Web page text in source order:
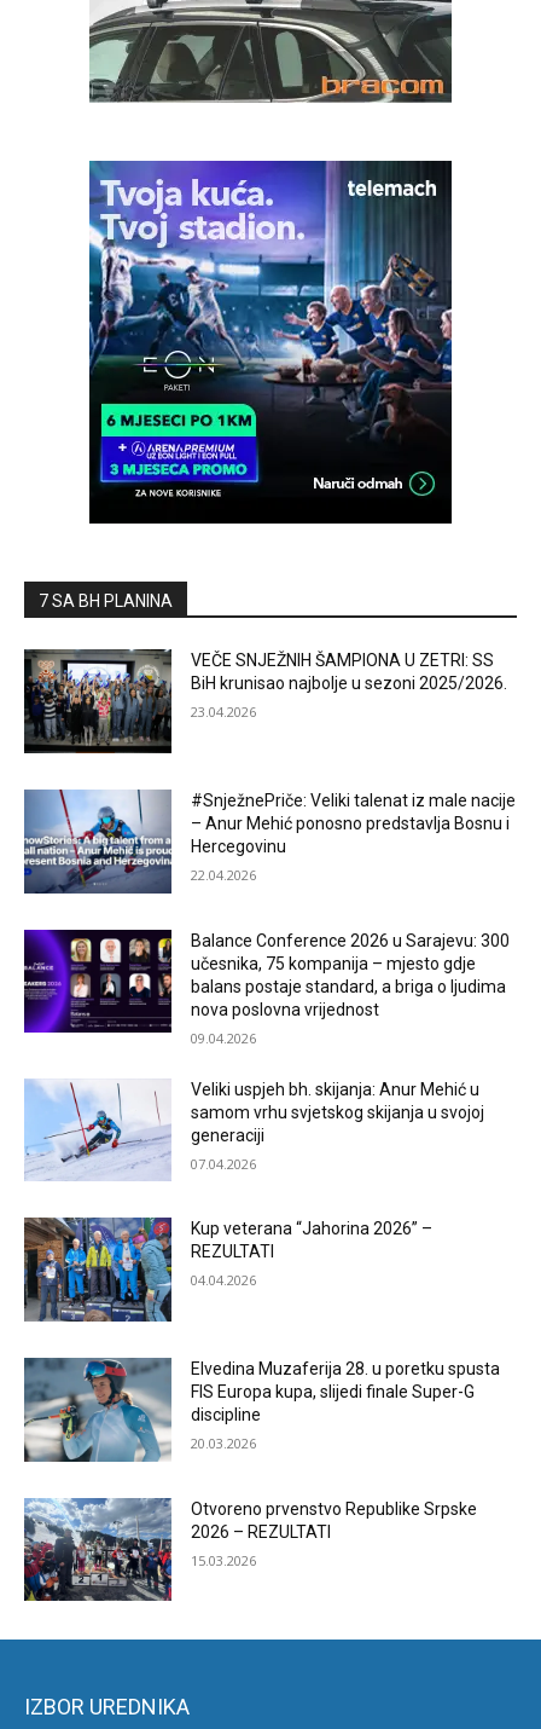
7 SA BH PLANINA
VEČE SNJEŽNIH ŠAMPIONA U ZETRI: SS
BiH krunisao najbolje u sezoni 2025/2026.
23.04.2026
#SnježnePriče: Veliki talenat iz male nacije
– Anur Mehić ponosno predstavlja Bosnu i
Hercegovinu
22.04.2026
Balance Conference 2026 u Sarajevu: 300
učesnika, 75 kompanija – mjesto gdje
balans postaje standard, a briga o ljudima
nova poslovna vrijednost
09.04.2026
Veliki uspjeh bh. skijanja: Anur Mehić u
samom vrhu svjetskog skijanja u svojoj
generaciji
07.04.2026
Kup veterana “Jahorina 2026” –
REZULTATI
04.04.2026
Elvedina Muzaferija 28. u poretku spusta
FIS Europa kupa, slijedi finale Super-G
discipline
20.03.2026
Otvoreno prvenstvo Republike Srpske
2026 – REZULTATI
15.03.2026
IZBOR UREDNIKA